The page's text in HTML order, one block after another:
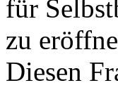
für
zu
Diesen